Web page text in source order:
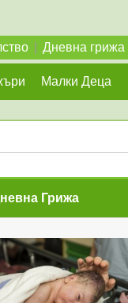
Дневна грижа
Малки Деца
Грижа